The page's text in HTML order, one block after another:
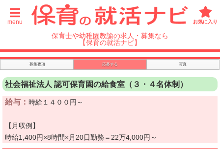
menu お気に入り
保育士や幼稚園教諭の求人・募集なら
【保育の就活ナビ】
募集要項 応募する 写真
社会福祉法人 認可保育園の給食室（３・４名体制）
給与： 時給１４００円～
【月収例】
時給1,400円×8時間×月20日勤務＝22万4,000円～